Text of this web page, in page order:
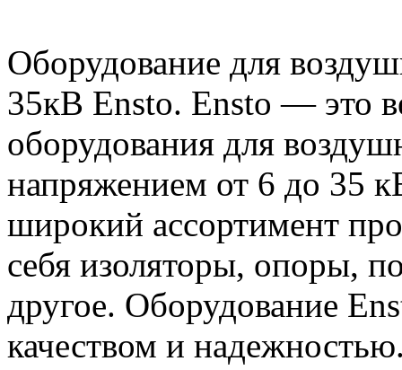
Оборудование для
35кВ Ensto. Ensto — это
оборудования для
напряжением от 6 до 35
широкий ассортимент
себя изоляторы, опоры,
другое. Оборудование
качеством и